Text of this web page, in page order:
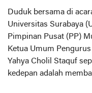
Duduk bersama di
Universitas Surabaya
Pimpinan Pusat (PP)
Ketua Umum
Yahya Cholil Staquf
kedepan adalah